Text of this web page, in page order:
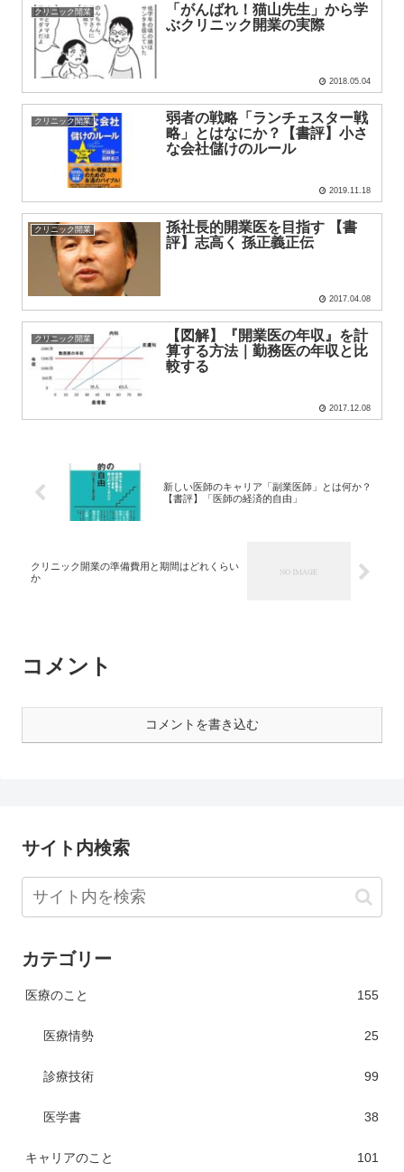
クリニック開業
「がんばれ！猫山先生」から学
ぶクリニック開業の実際
2018.05.04
クリニック開業
弱者の戦略「ランチェスター戦
略」とはなにか？【書評】小さ
な会社儲けのルール
2019.11.18
クリニック開業
孫社長的開業医を目指す 【書
評】志高く 孫正義正伝
2017.04.08
クリニック開業
【図解】『開業医の年収』を計
算する方法｜勤務医の年収と比
較する
2017.12.08
新しい医師のキャリア「副業医師」とは何か？
【書評】「医師の経済的自由」
クリニック開業の準備費用と期間はどれくらい
か
コメント
コメントを書き込む
サイト内検索
カテゴリー
医療のこと 155
医療情勢 25
診療技術 99
医学書 38
キャリアのこと 101